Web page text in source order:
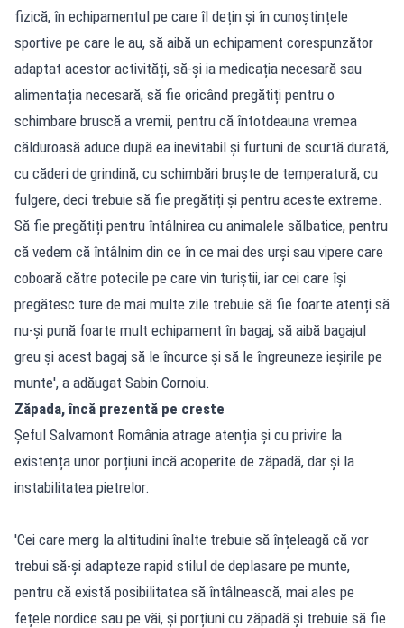
fizică, în echipamentul pe care îl dețin și în cunoștințele
sportive pe care le au, să aibă un echipament corespunzător
adaptat acestor activități, să-și ia medicația necesară sau
alimentația necesară, să fie oricând pregătiți pentru o
schimbare bruscă a vremii, pentru că întotdeauna vremea
călduroasă aduce după ea inevitabil și furtuni de scurtă durată,
cu căderi de grindină, cu schimbări bruște de temperatură, cu
fulgere, deci trebuie să fie pregătiți și pentru aceste extreme.
Să fie pregătiți pentru întâlnirea cu animalele sălbatice, pentru
că vedem că întâlnim din ce în ce mai des urși sau vipere care
coboară către potecile pe care vin turiștii, iar cei care își
pregătesc ture de mai multe zile trebuie să fie foarte atenți să
nu-și pună foarte mult echipament în bagaj, să aibă bagajul
greu și acest bagaj să le încurce și să le îngreuneze ieșirile pe
munte', a adăugat Sabin Cornoiu.
Zăpada, încă prezentă pe creste
Șeful Salvamont România atrage atenția și cu privire la
existența unor porțiuni încă acoperite de zăpadă, dar și la
instabilitatea pietrelor.
'Cei care merg la altitudini înalte trebuie să înțeleagă că vor
trebui să-și adapteze rapid stilul de deplasare pe munte,
pentru că există posibilitatea să întâlnească, mai ales pe
fețele nordice sau pe văi, și porțiuni cu zăpadă și trebuie să fie